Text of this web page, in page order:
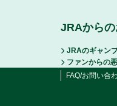
JRAから
JRAのギャン
ファンからの
FAQ/お問い合